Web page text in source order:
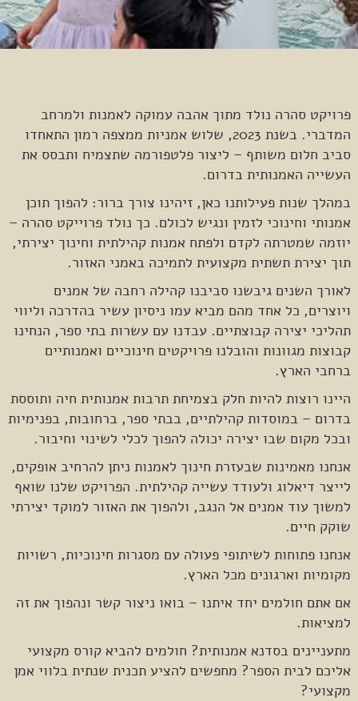
פרויקט סהרה נולד מתוך אהבה עמוקה לאמנות ולמרחב
המדברי. בשנת 2023, שלוש אמניות ממצפה רמון התאחדו
סביב חלום משותף – ליצור פלטפורמה שתצמיח ותבסס את
העשייה האמנותית בדרום.
במהלך שנות פעילותנו כאן, זיהינו צורך ברור: להפוך תוכן
אמנותי וחינוכי לזמין ונגיש לכולם. כך נולד פרוייקט סהרה –
יוזמה שמטרתה לקדם ולפתח אמנות קהילתית וחינוך יצירתי,
תוך יצירת תשתית מקצועית לתמיכה באמני האזור.
לאורך השנים גיבשנו סביבנו קהילה רחבה של אמנים
ויוצרים, כל אחד מהם מביא עמו ניסיון עשיר בהדרכה וליווי
תהליכי יצירה קבוצתיים. עבדנו עם עשרות בתי ספר, הנחינו
קבוצות מגוונות והובלנו פרויקטים חינוכיים ואמנותיים
ברחבי הארץ.
היינו רוצות להיות חלק בצמיחת תרבות אמנותית חיה ותוססת
בדרום – במוסדות קהילתיים, בבתי ספר, ברחובות, בפנימיות
ובכל מקום שבו יצירה יכולה להפוך לכלי לשינוי וחיבור.
אנחנו מאמינות שבעזרת חינוך לאמנות ניתן להרחיב אופקים,
לייצר דיאלוג ולעודד עשייה קהילתית. הפרויקט שלנו שואף
למשוך עוד אמנים אל הנגב, ולהפוך את האזור למוקד יצירתי
שוקק חיים.
אנחנו פתוחות לשיתופי פעולה עם מסגרות חינוכיות, רשויות
מקומיות וארגונים מכל הארץ.
אם אתם חולמים יחד איתנו – בואו ניצור קשר ונהפוך את זה
למציאות.
מתעניינים בסדנא אמנותית? חולמים להביא קורס מקצועי
אליכם לבית הספר? מחפשים להציע תכנית שנתית בלווי אמן
מקצועי?